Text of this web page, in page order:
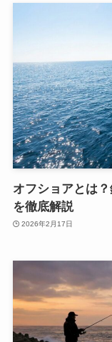
オフショアとは
を徹底解説
2026年2月17日